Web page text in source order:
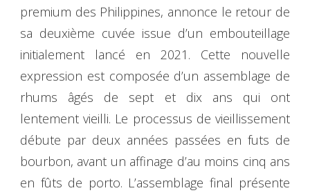
premium des Philippines, annonce le retour de
sa deuxième cuvée issue d’un embouteillage
initialement lancé en 2021. Cette nouvelle
expression est composée d’un assemblage de
rhums âgés de sept et dix ans qui ont
lentement vieilli. Le processus de vieillissement
débute par deux années passées en futs de
bourbon, avant un affinage d’au moins cinq ans
en fûts de porto. L’assemblage final présente